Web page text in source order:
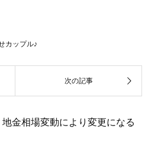
カップル♪
金相場変動により変更になる